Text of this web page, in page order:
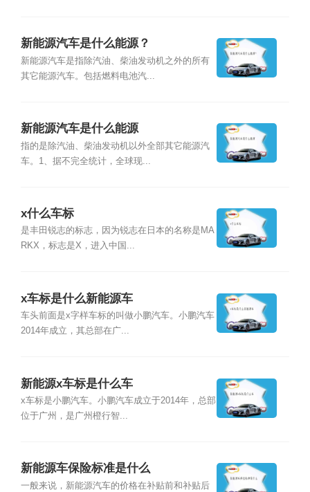
新能源汽车是什么能源？
新能源汽车是指除汽油、柴油发动机之外的所有
其它能源汽车。包括燃料电池汽...
新能源汽车是什么能源
指的是除汽油、柴油发动机以外全部其它能源汽
车。1、据不完全统计，全球现...
x什么车标
是丰田锐志的标志，因为锐志在日本的名称是MA
RKX，标志是X，进入中国...
x车标是什么新能源车
车头前面是x字样车标的叫做小鹏汽车。小鹏汽车
2014年成立，其总部在广...
新能源x车标是什么车
x车标是小鹏汽车。小鹏汽车成立于2014年，总部
位于广州，是广州橙行智...
新能源车保险标准是什么
一般来说，新能源汽车的价格在补贴前和补贴后